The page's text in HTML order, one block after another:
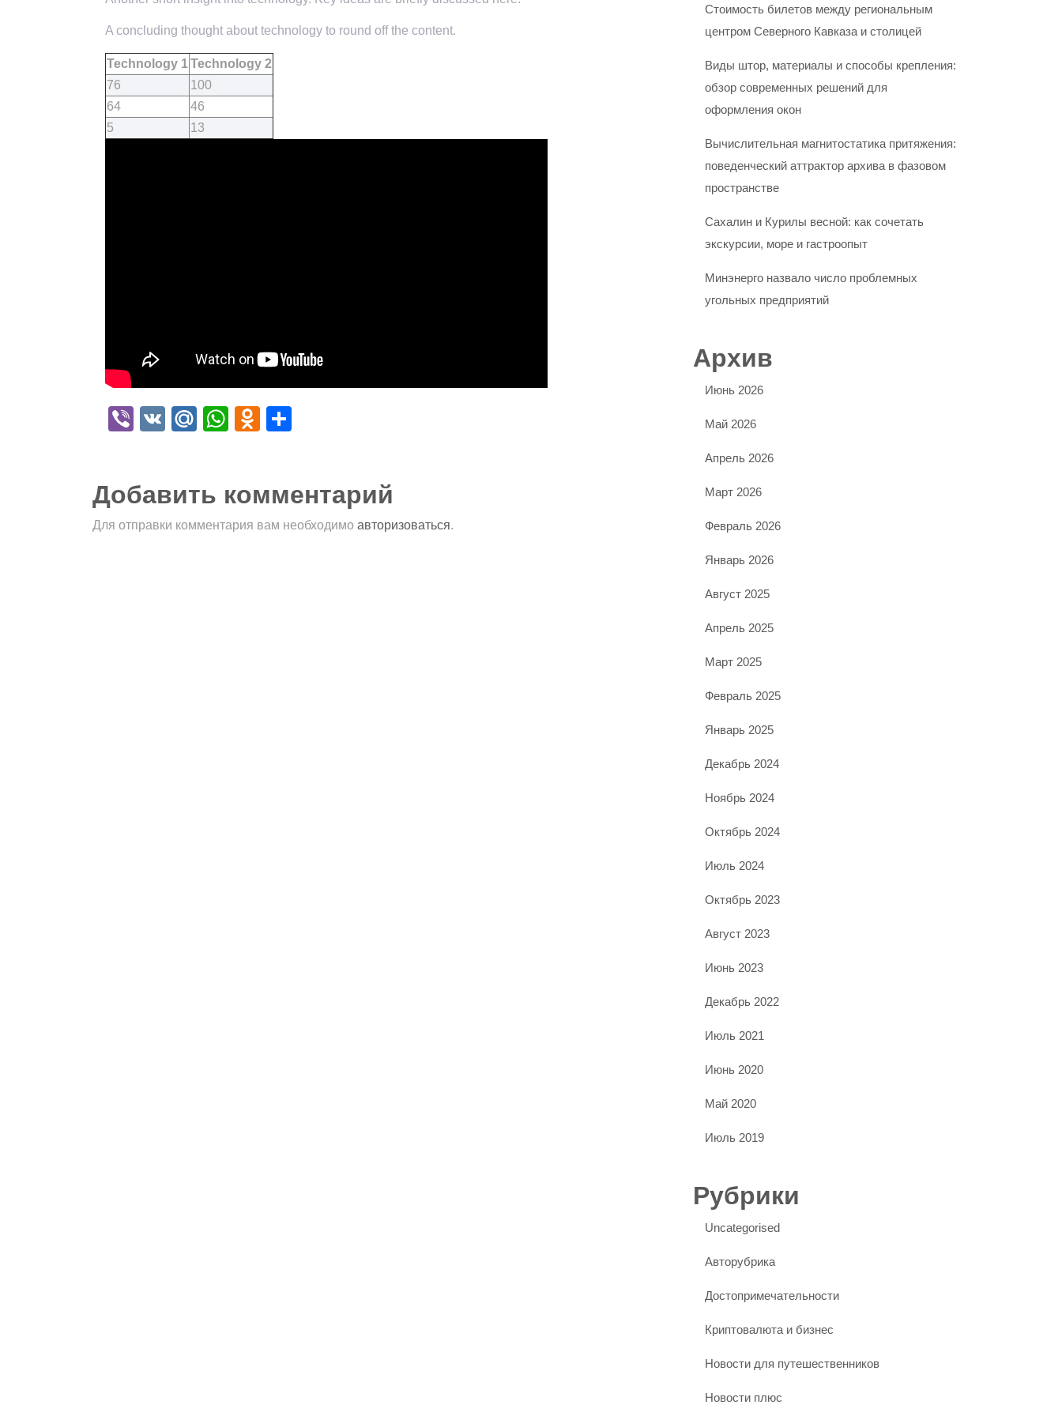
A concluding thought about technology to round off the content.
Technology 1Technology 2
76
100
64
46
5
13
Viber
VK Mail.Ru
WhatsApp
Odnoklassniki
Добавить комментарий
Для отправки комментария вам необходимо авторизоваться.
Стоимость билетов между региональным
центром Северного Кавказа и столицей
Виды штор, материалы и способы крепления:
обзор современных решений для
оформления окон
Вычислительная магнитостатика притяжения:
поведенческий аттрактор архива в фазовом
пространстве
Сахалин и Курилы весной: как сочетать
экскурсии, море и гастроопыт
Минэнерго назвало число проблемных
угольных предприятий
Архив
Июнь 2026
Май 2026
Апрель 2026
Март 2026
Февраль 2026
Январь 2026
Август 2025
Апрель 2025
Март 2025
Февраль 2025
Январь 2025
Декабрь 2024
Ноябрь 2024
Октябрь 2024
Июль 2024
Октябрь 2023
Август 2023
Июнь 2023
Декабрь 2022
Июль 2021
Июнь 2020
Май 2020
Июль 2019
Рубрики
Uncategorised
Авторубрика
Достопримечательности
Криптовалюта и бизнес
Новости для путешественников
Новости плюс